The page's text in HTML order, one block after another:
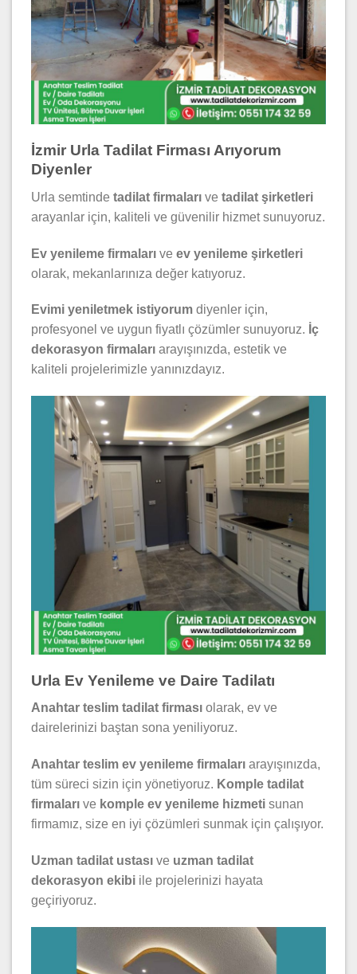
İzmir Urla Tadilat Firması Arıyorum
Diyenler
Urla semtinde tadilat firmaları ve tadilat şirketleri
arayanlar için, kaliteli ve güvenilir hizmet sunuyoruz.
Ev yenileme firmaları ve ev yenileme şirketleri
olarak, mekanlarınıza değer katıyoruz.
Evimi yeniletmek istiyorum diyenler için,
profesyonel ve uygun fiyatlı çözümler sunuyoruz. İç
dekorasyon firmaları arayışınızda, estetik ve
kaliteli projelerimizle yanınızdayız.
Urla Ev Yenileme ve Daire Tadilatı
Anahtar teslim tadilat firması olarak, ev ve
dairelerinizi baştan sona yeniliyoruz.
Anahtar teslim ev yenileme firmaları arayışınızda,
tüm süreci sizin için yönetiyoruz. Komple tadilat
firmaları ve komple ev yenileme hizmeti sunan
firmamız, size en iyi çözümleri sunmak için çalışıyor.
Uzman tadilat ustası ve uzman tadilat
dekorasyon ekibi ile projelerinizi hayata
geçiriyoruz.